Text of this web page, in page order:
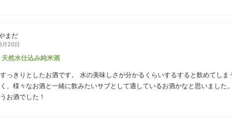
まだ
月20日
天然水仕込み純米酒
酒です。 水の美味しさが分かるくらいするすると飲めてしまうお酒でした。 メイン
様々なお酒と一緒に飲みたいサブとして適しているお酒かなと思いました。 揚げ物と合わせるとと
お酒でした！